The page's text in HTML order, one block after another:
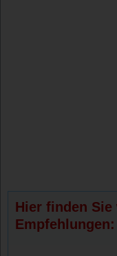
Hier finden
Empfehlungen: